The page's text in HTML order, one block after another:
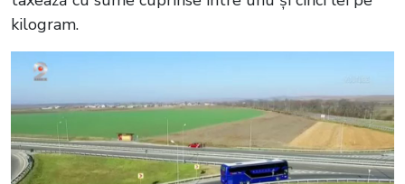
kilogram.